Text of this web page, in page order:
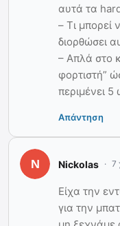
αυτά τα
– Τι μπορεί
διορθώσει
– Απλά στο
φορτιστή”
περιμένει 5
Απάντηση
Nickolas 7
Είχα την
για την